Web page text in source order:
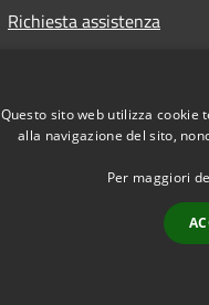
Richiesta assistenza
Questo sito web utilizza
alla navigazione del sito,
Per maggiori